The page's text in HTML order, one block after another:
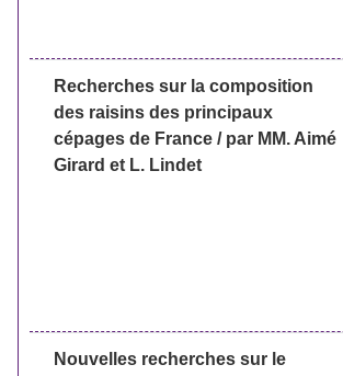
Recherches sur la composition
des raisins des principaux
cépages de France / par MM. Aimé
Girard et L. Lindet
Nouvelles recherches sur le